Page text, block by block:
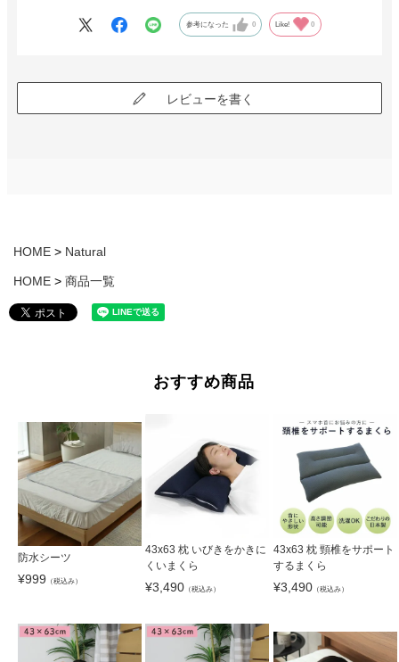
参考になった 0 Like! 0
レビューを書く
HOME Natural
HOME 商品一覧
おすすめ商品
防水シーツ
¥999 （税込み）
43x63 枕 いびきをかきに
くいまくら
¥3,490 （税込み）
43x63 枕 頸椎をサポート
するまくら
¥3,490（税込み）